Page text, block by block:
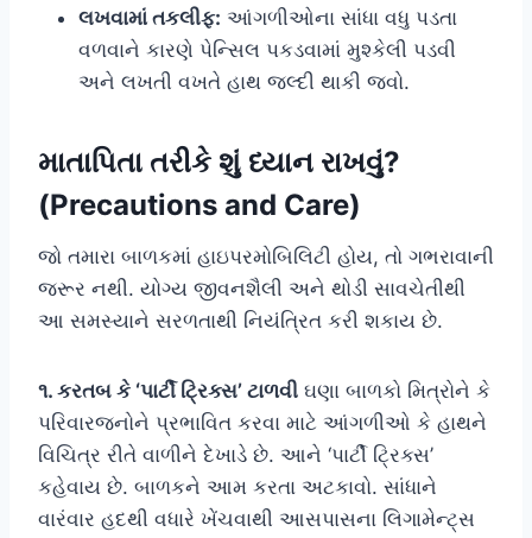
લખવામાં તકલીફ: આંગળીઓના સાંધા વધુ પડતા
વળવાને કારણે પેન્સિલ પકડવામાં મુશ્કેલી પડવી
અને લખતી વખતે હાથ જલ્દી થાકી જવો.
માતાપિતા તરીકે શું ધ્યાન રાખવું?
(Precautions and Care)
જો તમારા બાળકમાં હાઇપરમોબિલિટી હોય, તો ગભરાવાની
જરૂર નથી. યોગ્ય જીવનશૈલી અને થોડી સાવચેતીથી
આ સમસ્યાને સરળતાથી નિયંત્રિત કરી શકાય છે.
૧. કરતબ કે ‘પાર્ટી ટ્રિક્સ’ ટાળવી ઘણા બાળકો મિત્રોને કે
પરિવારજનોને પ્રભાવિત કરવા માટે આંગળીઓ કે હાથને
વિચિત્ર રીતે વાળીને દેખાડે છે. આને ‘પાર્ટી ટ્રિક્સ’
કહેવાય છે. બાળકને આમ કરતા અટકાવો. સાંધાને
વારંવાર હદથી વધારે ખેંચવાથી આસપાસના લિગામેન્ટ્સ